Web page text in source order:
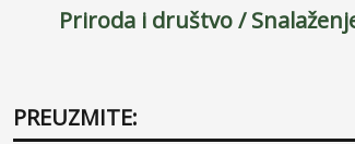
Priroda i društvo /
PREUZMITE: